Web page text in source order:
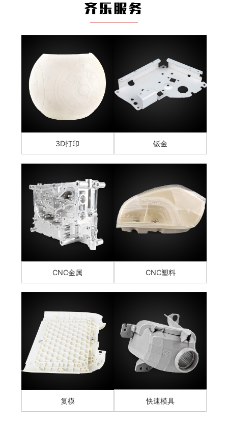
齐乐服务
3D打印 钣金
CNC金属 CNC塑料
复模 快速模具